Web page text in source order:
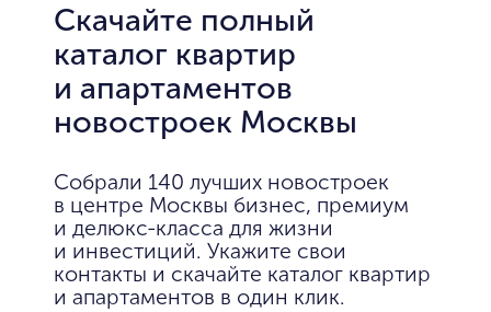
Скачайте полный
каталог квартир
и апартаментов
новостроек Москвы
Собрали 140 лучших новостроек
в центре Москвы бизнес, премиум
и делюкс-класса для жизни
и инвестиций. Укажите свои
контакты и скачайте каталог квартир
и апартаментов в один клик.